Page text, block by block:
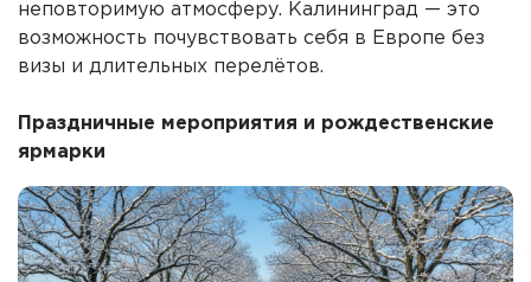
неповторимую атмосферу. Калининград — это
возможность почувствовать себя в Европе без
визы и длительных перелётов.
Праздничные мероприятия и рождественские
ярмарки